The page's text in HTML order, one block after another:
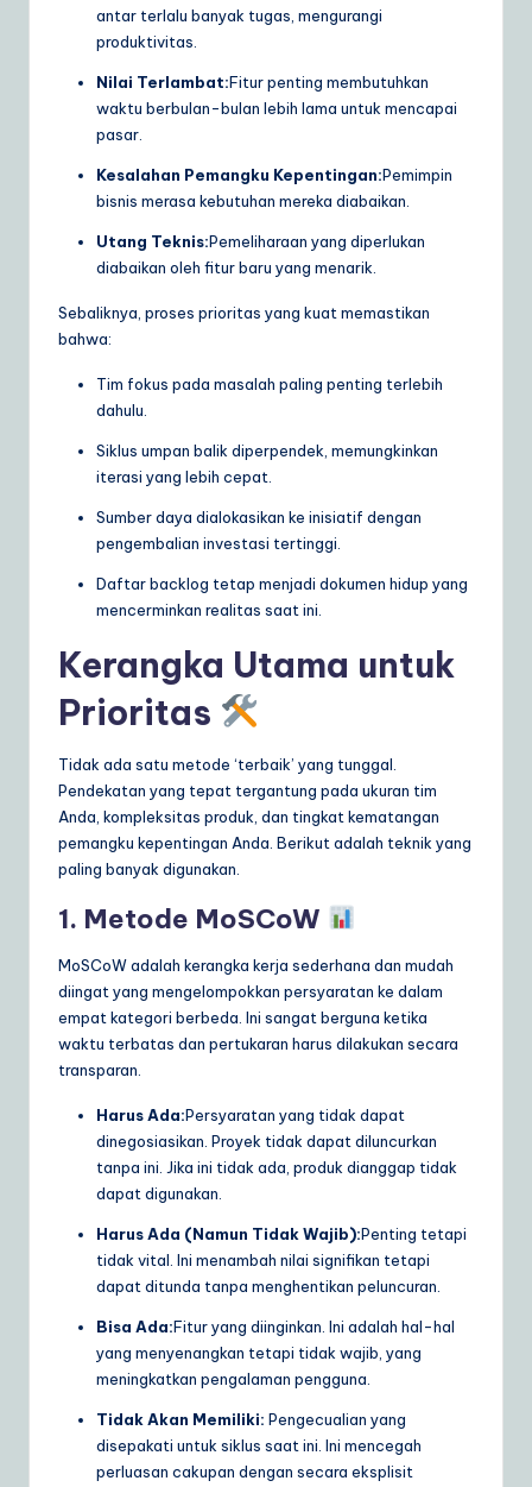
antar terlalu banyak tugas, mengurangi
produktivitas.
Nilai Terlambat:Fitur penting membutuhkan
waktu berbulan-bulan lebih lama untuk mencapai
pasar.
Kesalahan Pemangku Kepentingan:Pemimpin
bisnis merasa kebutuhan mereka diabaikan.
Utang Teknis:Pemeliharaan yang diperlukan
diabaikan oleh fitur baru yang menarik.
Sebaliknya, proses prioritas yang kuat memastikan
bahwa:
Tim fokus pada masalah paling penting terlebih
dahulu.
Siklus umpan balik diperpendek, memungkinkan
iterasi yang lebih cepat.
Sumber daya dialokasikan ke inisiatif dengan
pengembalian investasi tertinggi.
Daftar backlog tetap menjadi dokumen hidup yang
mencerminkan realitas saat ini.
Kerangka Utama untuk
Prioritas
Tidak ada satu metode ‘terbaik’ yang tunggal.
Pendekatan yang tepat tergantung pada ukuran tim
Anda, kompleksitas produk, dan tingkat kematangan
pemangku kepentingan Anda. Berikut adalah teknik yang
paling banyak digunakan.
1. Metode MoSCoW
MoSCoW adalah kerangka kerja sederhana dan mudah
diingat yang mengelompokkan persyaratan ke dalam
empat kategori berbeda. Ini sangat berguna ketika
waktu terbatas dan pertukaran harus dilakukan secara
transparan.
Harus Ada:Persyaratan yang tidak dapat
dinegosiasikan. Proyek tidak dapat diluncurkan
tanpa ini. Jika ini tidak ada, produk dianggap tidak
dapat digunakan.
Harus Ada (Namun Tidak Wajib):Penting tetapi
tidak vital. Ini menambah nilai signifikan tetapi
dapat ditunda tanpa menghentikan peluncuran.
Bisa Ada:Fitur yang diinginkan. Ini adalah hal-hal
yang menyenangkan tetapi tidak wajib, yang
meningkatkan pengalaman pengguna.
Tidak Akan Memiliki: Pengecualian yang
disepakati untuk siklus saat ini. Ini mencegah
perluasan cakupan dengan secara eksplisit